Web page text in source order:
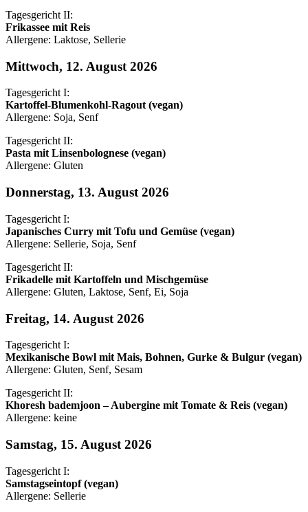
Tagesgericht II:
Frikassee mit Reis
Allergene: Laktose, Sellerie
Mittwoch, 12. August 2026
Tagesgericht I:
Kartoffel-Blumenkohl-Ragout (vegan)
Allergene: Soja, Senf
Tagesgericht II:
Pasta mit Linsenbolognese (vegan)
Allergene: Gluten
Donnerstag, 13. August 2026
Tagesgericht I:
Japanisches Curry mit Tofu und Gemüse (vegan)
Allergene: Sellerie, Soja, Senf
Tagesgericht II:
Frikadelle mit Kartoffeln und Mischgemüse
Allergene: Gluten, Laktose, Senf, Ei, Soja
Freitag, 14. August 2026
Tagesgericht I:
Mexikanische Bowl mit Mais, Bohnen, Gurke & Bulgur (vegan)
Allergene: Gluten, Senf, Sesam
Tagesgericht II:
Khoresh bademjoon – Aubergine mit Tomate & Reis (vegan)
Allergene: keine
Samstag, 15. August 2026
Tagesgericht I:
Samstagseintopf (vegan)
Allergene: Sellerie